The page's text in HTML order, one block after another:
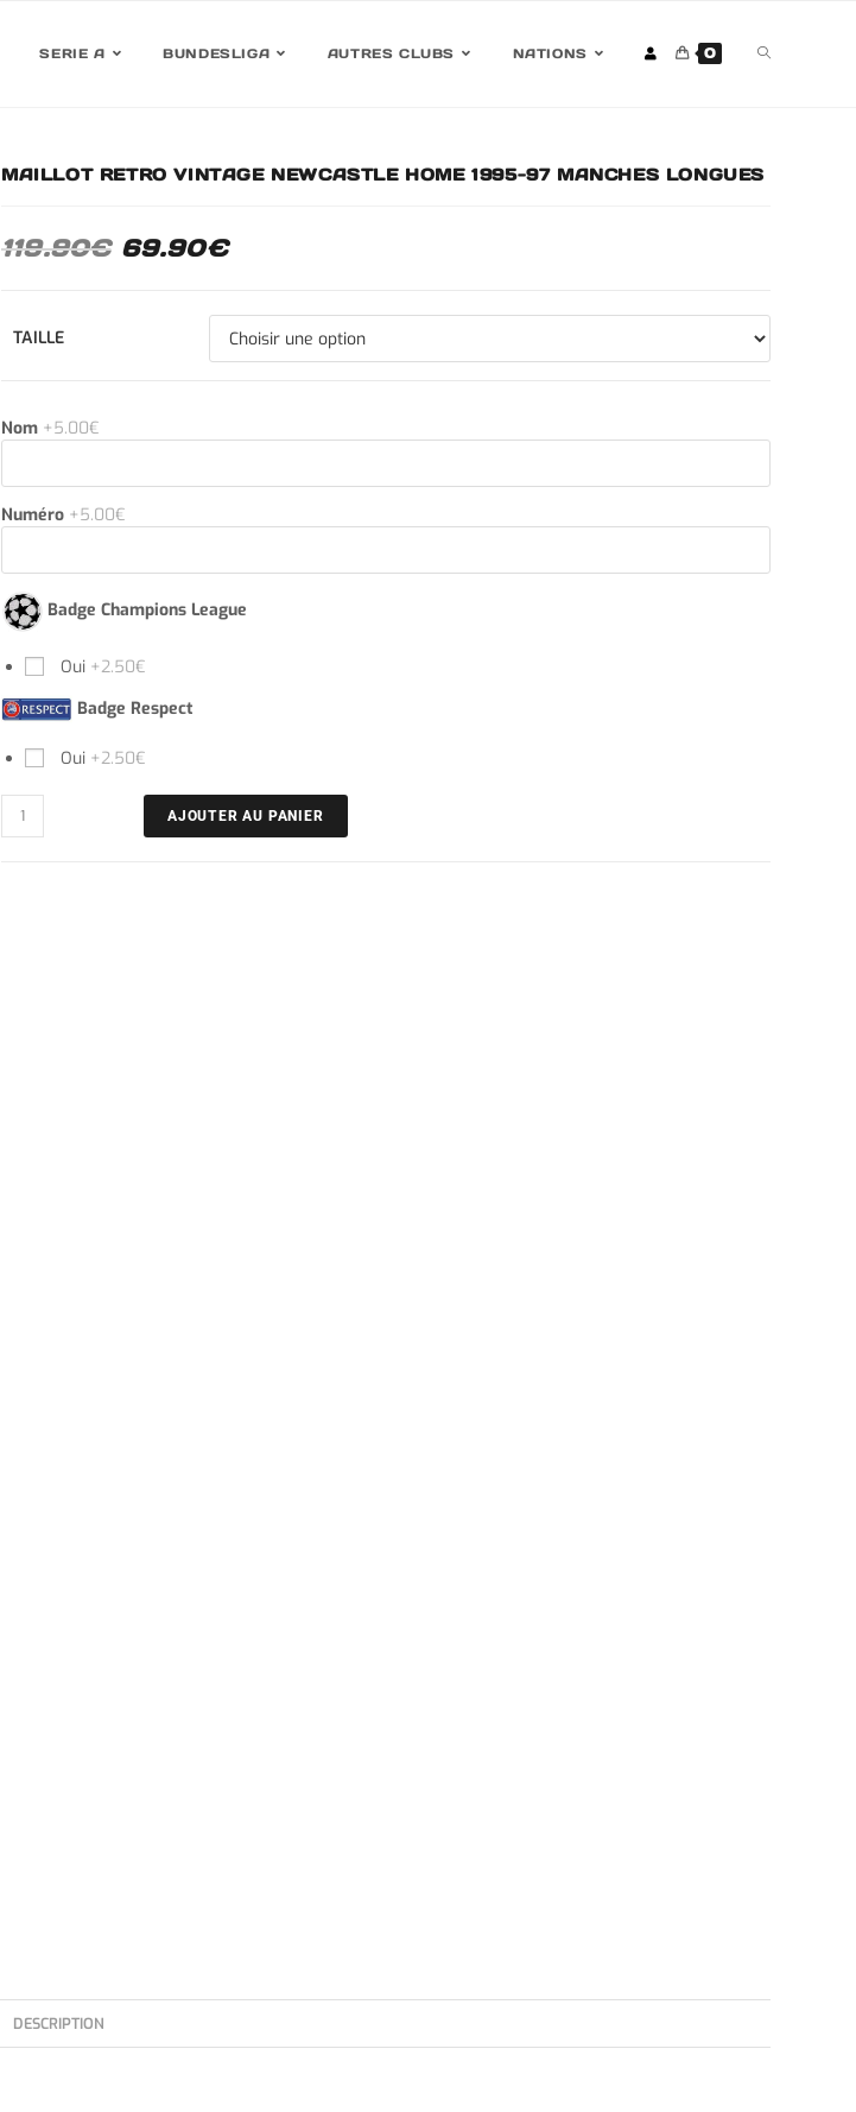
SERIE A BUNDESLIGA AUTRES CLUBS NATIONS 0
MAILLOT RETRO VINTAGE NEWCASTLE HOME 1995-97 MANCHES LONGUES
119.90€ 69.90€
TAILLE
Nom +5.00€
Numéro +5.00€
Badge Champions League
Oui +2.50€
Badge Respect
Oui +2.50€
AJOUTER AU PANIER
DESCRIPTION